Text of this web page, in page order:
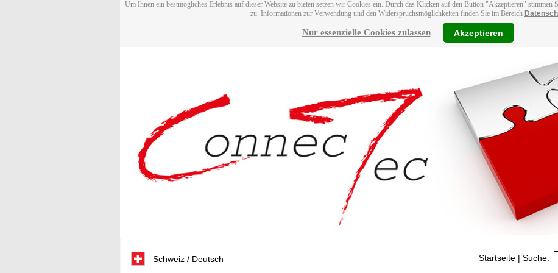
Um Ihnen ein bestmögliches Erlebnis auf dieser Website zu bieten setzen wir Cookies ein. Durch das Klicken auf den Button "Akzeptieren" stimmen
zu. Informationen zur Verwendung und den Widerspruchsmöglichkeiten finden Sie im Bereich
Nur essenzielle Cookies zulassen Akzeptieren
Schweiz / Deutsch Startseite | Suche: